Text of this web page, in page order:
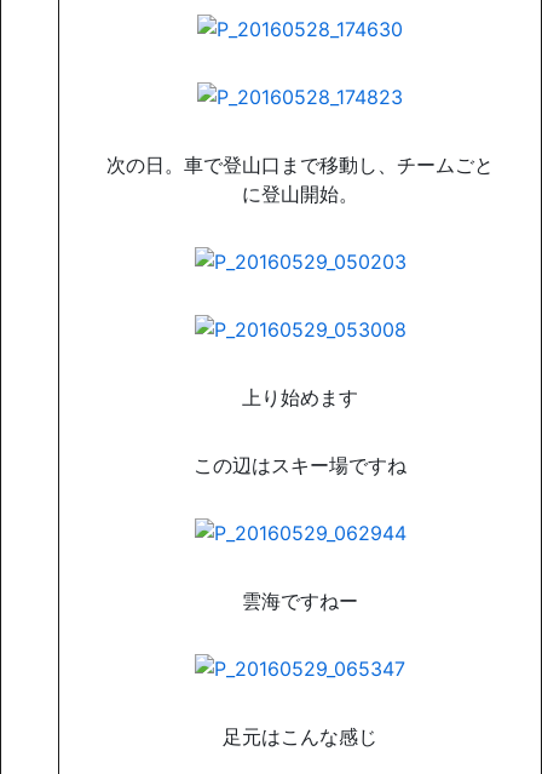
次の日。車で登山口まで移動し、チームごと
に登山開始。
上り始めます
この辺はスキー場ですね
雲海ですねー
足元はこんな感じ